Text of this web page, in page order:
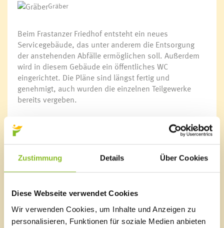
Zustimmung Details Über Cookies
Diese Webseite verwendet Cookies
Wir verwenden Cookies, um Inhalte und Anzeigen zu
personalisieren, Funktionen für soziale Medien anbieten
Gräber
Beim Frastanzer Friedhof entsteht ein neues
Servicegebäude, das unter anderem die Entsorgung
der anstehenden Abfälle ermöglichen soll. Außerdem
wird in diesem Gebäude ein öffentliches WC
eingerichtet. Die Pläne sind längst fertig und
genehmigt, auch wurden die einzelnen Teilgewerke
bereits vergeben.
Der für Anfang Oktober vorgesehene Baubeginn wurde
in Rücksichtnahme auf die starke Auslastung der
damit beauftragten Frastanzer Baufirma auf Ende
Februar 2019 verschoben. Das Bauwerk wird dann in
einer kompakten Bauzeit von drei Monaten (Ende
Februar bis Mai 2019) fertiggestellt, sicherten die
Vertreter der Baufirma zu.